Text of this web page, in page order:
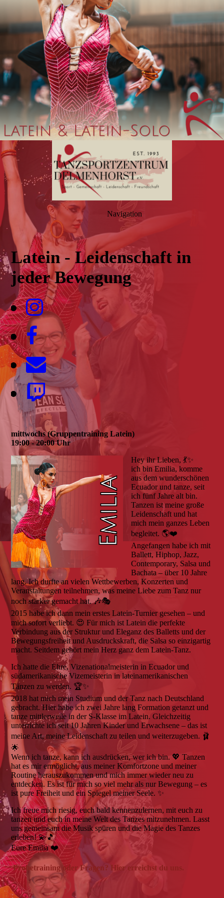
Navigation
Latein - Leidenschaft in
jeder Bewegung
mittwochs (Gruppentraining Latein)
19:00 - 20:00 Uhr
Hey ihr Lieben, 💃✨
ich bin Emilia, komme
aus dem wunderschönen
Ecuador und tanze, seit
ich fünf Jahre alt bin.
Tanzen ist meine große
Leidenschaft und hat
mich mein ganzes Leben
begleitet. 🌎❤️
Angefangen habe ich mit
Ballett, Hiphop, Jazz,
Contemporary, Salsa und
Bachata – über 10 Jahre
lang. Ich durfte an vielen Wettbewerben, Konzerten und
Veranstaltungen teilnehmen, was meine Liebe zum Tanz nur
noch stärker gemacht hat. 🎶🎭
2015 habe ich dann mein erstes Latein-Turnier gesehen – und
mich sofort verliebt. 😍 Für mich ist Latein die perfekte
Verbindung aus der Struktur und Eleganz des Balletts und der
Bewegungsfreiheit und Ausdruckskraft, die Salsa so einzigartig
macht. Seitdem gehört mein Herz ganz dem Latein-Tanz.
Ich hatte die Ehre, Vizenationalmeisterin in Ecuador und
südamerikanische Vizemeisterin in lateinamerikanischen
Tänzen zu werden. 🏆✨
2018 hat mich mein Studium und der Tanz nach Deutschland
gebracht. Hier habe ich zwei Jahre lang Formation getanzt und
tanze mittlerweile in der S-Klasse im Latein. Gleichzeitig
unterrichte ich seit 10 Jahren Kinder und Erwachsene – das ist
meine Art, meine Leidenschaft zu teilen und weiterzugeben. 🩰
🌟
Wenn ich tanze, kann ich ausdrücken, wer ich bin. 💖 Tanzen
hat es mir ermöglicht, aus meiner Komfortzone und meiner
Routine herauszukommen und mich immer wieder neu zu
entdecken. Es ist für mich so viel mehr als nur Bewegung – es
ist pure Freiheit und ein Spiegel meiner Seele. ✨
Ich freue mich riesig, euch bald kennenzulernen, mit euch zu
tanzen und euch in meine Welt des Tanzes mitzunehmen. Lasst
uns gemeinsam die Musik spüren und die Magie des Tanzes
erleben! 💫🎵
Eure Emilia ❤️
Probetraining oder Fragen? Hier erreichst du uns.